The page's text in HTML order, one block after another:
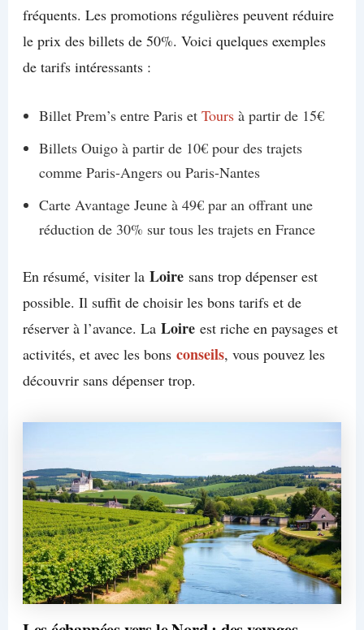
fréquents. Les promotions régulières peuvent réduire
le prix des billets de 50%. Voici quelques exemples
de tarifs intéressants :
Billet Prem’s entre Paris et Toursà partir de 15€
Billets Ouigo à partir de 10€ pour des trajets
comme Paris-Angers ou Paris-Nantes
Carte Avantage Jeune à 49€ par an offrant une
réduction de 30% sur tous les trajets en France
En résumé, visiter la Loiresans trop dépenser est
possible. Il suffit de choisir les bons tarifs et de
réserver à l’avance. La Loireest riche en paysages et
activités, et avec les bons conseils, vous pouvez les
découvrir sans dépenser trop.